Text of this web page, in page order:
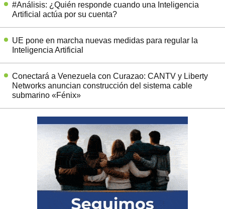
#Análisis: ¿Quién responde cuando una Inteligencia
Artificial actúa por su cuenta?
UE pone en marcha nuevas medidas para regular la
Inteligencia Artificial
Conectará a Venezuela con Curazao: CANTV y Liberty
Networks anuncian construcción del sistema cable
submarino «Fénix»